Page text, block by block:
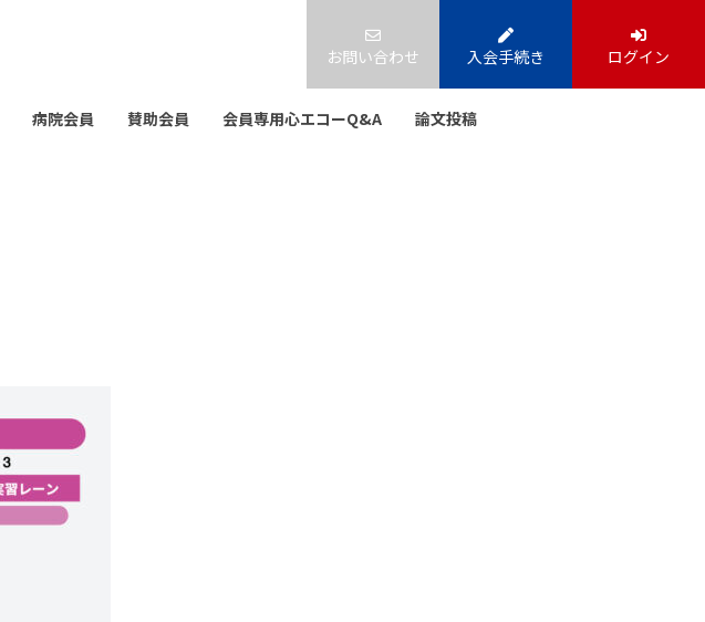
お問い合わせ 入会手続き ログイン
病院会員 賛助会員 会員専用心エコーQ&A 論文投稿